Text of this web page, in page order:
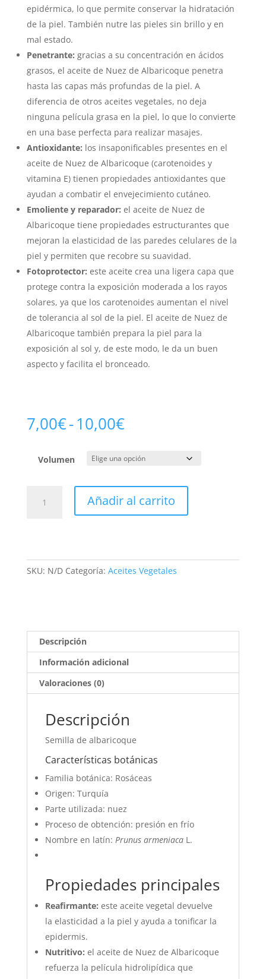
epidérmica, lo que permite conservar la hidratación
de la piel. También nutre las pieles sin brillo y en
mal estado.
Penetrante: gracias a su concentración en ácidos
grasos, el aceite de Nuez de Albaricoque penetra
hasta las capas más profundas de la piel. A
diferencia de otros aceites vegetales, no deja
ninguna película grasa en la piel, lo que lo convierte
en una base perfecta para realizar masajes.
Antioxidante: los insaponificables presentes en el
aceite de Nuez de Albaricoque (carotenoides y
vitamina E) tienen propiedades antioxidantes que
ayudan a combatir el envejecimiento cutáneo.
Emoliente y reparador: el aceite de Nuez de
Albaricoque tiene propiedades estructurantes que
mejoran la elasticidad de las paredes celulares de la
piel y permiten que recobre su suavidad.
Fotoprotector: este aceite crea una ligera capa que
protege contra la exposición moderada a los rayos
solares, ya que los carotenoides aumentan el nivel
de tolerancia al sol de la piel. El aceite de Nuez de
Albaricoque también prepara la piel para la
exposición al sol y, de este modo, le da un buen
aspecto y facilita el bronceado.
7,00€-10,00€Rango
de
precios:
desde
hasta
10,00€
Volumen
cantidad
Añadir al carrito
SKU: N/D Categoría: Aceites Vegetales
Descripción
Información adicional
Valoraciones (0)
Descripción
Semilla de albaricoque
Características botánicas
Familia botánica: Rosáceas
Origen: Turquía
Parte utilizada: nuez
Proceso de obtención: presión en frío
Nombre en latín: Prunus armeniacaL.
Propiedades principales
Reafirmante: este aceite vegetal devuelve
la elasticidad a la piel y ayuda a tonificar la
epidermis.
Nutritivo: el aceite de Nuez de Albaricoque
refuerza la película hidrolipídica que